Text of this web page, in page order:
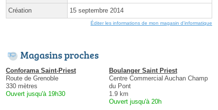
Création 15 septembre 2014
Éditer les informations de mon magasin d'informatique
Magasins proches
Conforama Saint-Priest
Route de Grenoble
330 mètres
Ouvert jusqu'à 19h30
Boulanger Saint Priest
Centre Commercial Auchan Champ
du Pont
1.9 km
Ouvert jusqu'à 20h